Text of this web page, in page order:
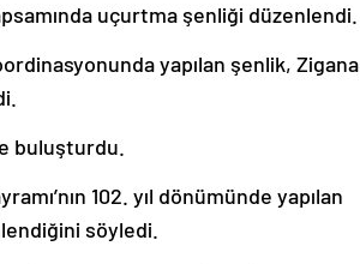
uçurtma şenliği düzenlendi.
yapılan şenlik, Zigana
buluşturdu.
102. yıl dönümünde yapılan
söyledi.